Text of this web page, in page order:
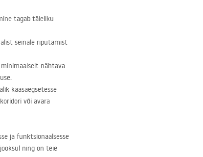
tagab täieliku
seinale riputamist
nähtava
kaasaegsetesse
või avara
ja funktsionaalsesse
ning on teie